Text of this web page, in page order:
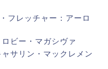
フレッチャー：アーロ
ビー・マガシヴァ
サリン・マックレメン